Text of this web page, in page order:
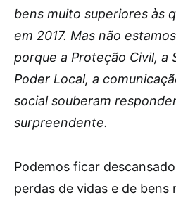
bens muito superiores às
em 2017. Mas não
porque a Proteção Civil, a
Poder Local, a
social souberam
surpreendente.
Podemos ficar
perdas de vidas e de bens